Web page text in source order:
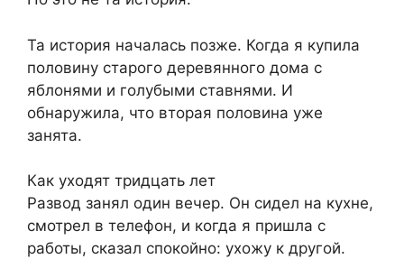
Та история началась позже. Когда я купила
половину старого деревянного дома с
яблонями и голубыми ставнями. И
обнаружила, что вторая половина уже
занята.
Как уходят тридцать лет
Развод занял один вечер. Он сидел на кухне,
смотрел в телефон, и когда я пришла с
работы, сказал спокойно: ухожу к другой.